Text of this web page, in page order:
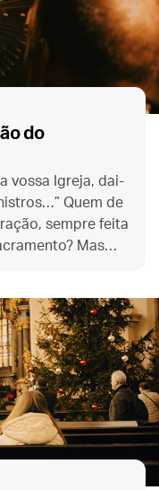
do
vossa Igreja, dai-
Quem de
sempre feita
Mas